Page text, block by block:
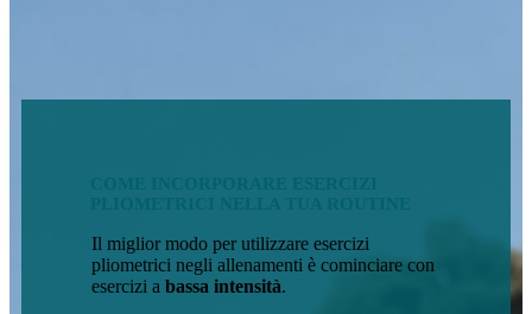
Il miglior modo per utilizzare esercizi
pliometrici negli allenamenti è cominciare con
esercizi a bassa intensità.